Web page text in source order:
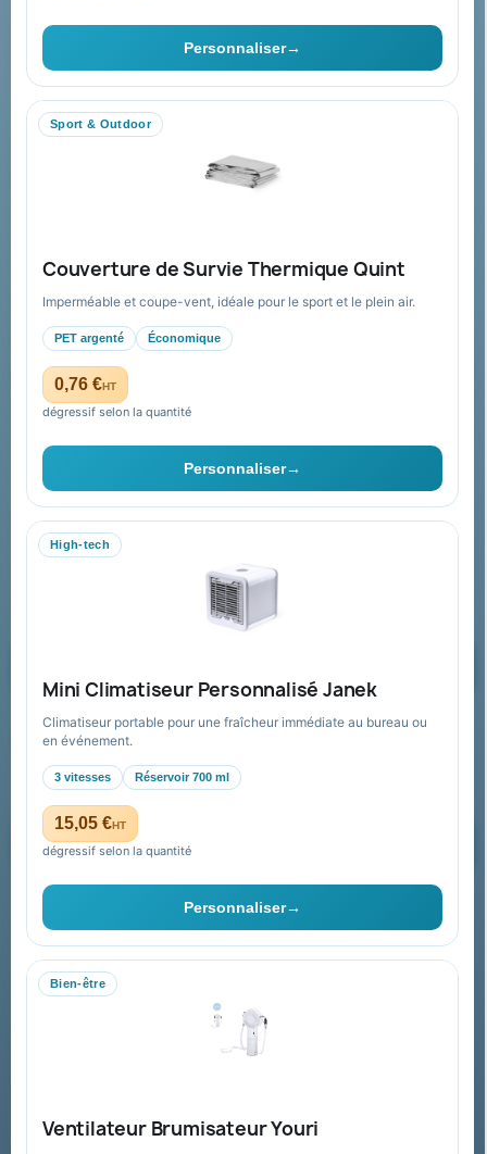
Personnaliser→
Sport & Outdoor
Couverture de Survie Thermique Quint
Imperméable et coupe-vent, idéale pour le sport et le plein air.
PET argenté Économique
0,76 €HT
dégressif selon la quantité
Personnaliser→
High-tech
Mini Climatiseur Personnalisé Janek
Climatiseur portable pour une fraîcheur immédiate au bureau ou
en événement.
3 vitesses Réservoir 700 ml
15,05 €HT
dégressif selon la quantité
Personnaliser→
Bien-être
Ventilateur Brumisateur Youri
Ils nous ont fait confiance
Livraison
Nous contacter
FAQ sur Promenoch Goodies Pub France
Conditions de retour
Paiement sécurisé
Plan du site
Contact & devis
06 09 53 17 41
WhatsApp
equipe@promenoch-goodies.com
Recevez nos offres spéciales
Vous pouvez vous désinscrire à tout moment. Vous trouverez pour
cela nos informations de contact dans les conditions d'utilisation du
site.
Collectivités & administrations
Devis, mandat administratif et facturation Chorus Pro